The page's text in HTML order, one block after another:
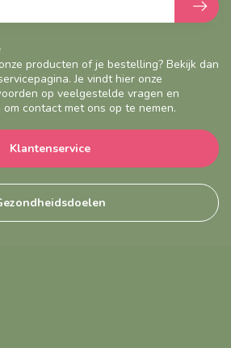
producten of je bestelling? Bekijk dan
Je vindt hier onze
op veelgestelde vragen en
contact met ons op te nemen.
Klantenservice